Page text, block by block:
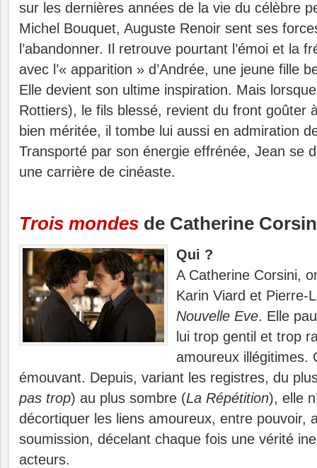
sur les dernières années de la vie du célèbre
Michel Bouquet, Auguste Renoir sent ses
l’abandonner. Il retrouve pourtant l’émoi et la
avec l’« apparition » d’Andrée, une jeune fille
Elle devient son ultime inspiration. Mais
Rottiers), le fils blessé, revient du front goûter
bien méritée, il tombe lui aussi en admiration
Transporté par son énergie effrénée, Jean se
une carrière de cinéaste.
Trois mondes de Catherine
Qui ?
A Catherine Corsini,
Karin Viard et Pierre-
Nouvelle Eve. Elle
lui trop gentil et trop
amoureux illégitimes.
émouvant. Depuis, variant les registres, du
pas trop) au plus sombre (La Répétition), elle
décortiquer les liens amoureux, entre pouvoir,
soumission, décelant chaque fois une vérité
acteurs.